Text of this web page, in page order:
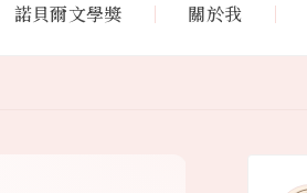
諾貝爾文學獎 關於我